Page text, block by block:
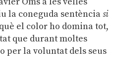
la coneguda sentènciasi
el color ho domina tot,
que durant moltes
per la voluntat dels seus